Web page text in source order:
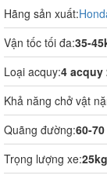
Hãng sản xuất:
Vận tốc tối đa:35-
Loại acquy:4 acquy
Khả năng chở vật
Quãng đường:60-
Trọng lượng xe:25kg